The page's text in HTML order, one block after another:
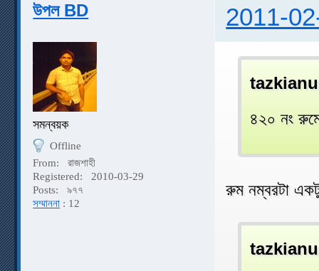
উপল BD 2011-
সমন্বয়ক
Offline
From:
রাজশাহী
Registered:
2010-03-29
Posts:
৯৭৭
সম্মাননা : 12
৪২০ নং
রুম নম্বরটা